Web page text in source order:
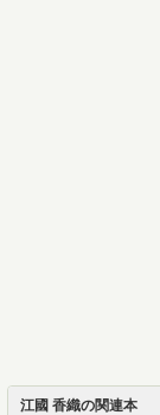
江國 香織の関連本